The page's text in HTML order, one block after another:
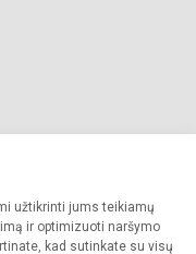
užtikrinti jums teikiamų
ir optimizuoti naršymo
kad sutinkate su visų
teisės saugomos.
griežtai draudžiama.